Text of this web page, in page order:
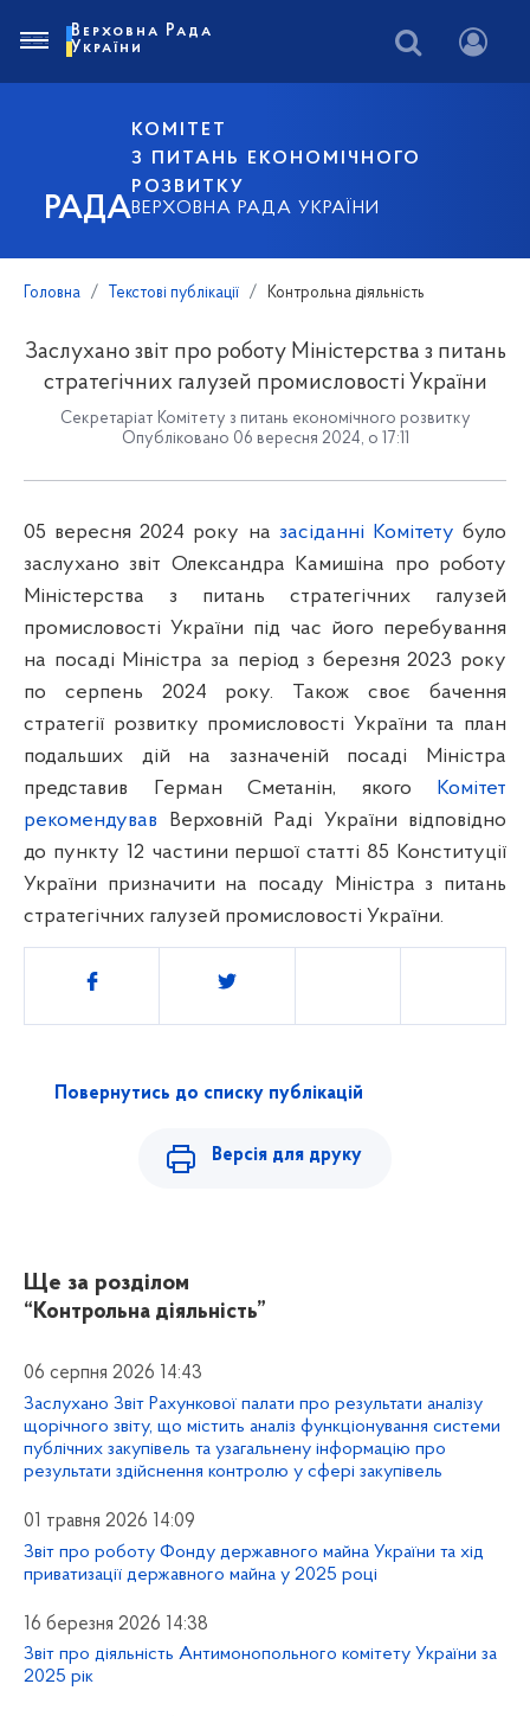
РАДА
КОМІТЕТ
З ПИТАНЬ ЕКОНОМІЧНОГО
РОЗВИТКУ
ВЕРХОВНА РАДА УКРАЇНИ
Верховна Рада
України
Головна Текстові публікації Контрольна діяльність
Заслухано звіт про роботу Міністерства з питань
стратегічних галузей промисловості України
Секретаріат Комітету з питань економічного розвитку
Опубліковано 06 вересня 2024, о 17:11
05 вересня 2024 року на засіданні Комітету було
заслуханозвіт Олександра Камишіна про роботу
Міністерства з питань стратегічних галузей
промисловості України під час його перебування
на посаді Міністра за період з березня 2023 року
по серпень 2024 року. Також своє бачення
стратегії розвитку промисловості України та план
подальших дій на зазначеній посаді Міністра
представив Герман Сметанін, якого
Комітет
рекомендував Верховній Раді України відповідно
до пункту 12 частини першої статті 85 Конституції
України призначити на посаду Міністра з питань
стратегічних галузей промисловості України.
Поділитись
Повернутись до списку публікацій
Версія для друку
Ще за розділом
“Контрольна діяльність”
06 серпня 2026 14:43
Заслухано Звіт Рахункової палати про результати аналізу
щорічного звіту, що містить аналіз функціонування системи
публічних закупівель та узагальнену інформацію про
результати здійснення контролю у сфері закупівель
01 травня 2026 14:09
Звіт про роботу Фонду державного майна України та хід
приватизації державного майна у 2025 році
16 березня 2026 14:38
Звіт про діяльність Антимонопольного комітету України за
2025 рік